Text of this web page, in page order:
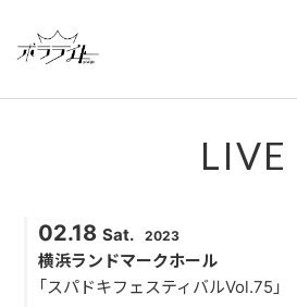
NEWS
MEMBERS
LIVE
02.18 Sat. 2023
横浜ランドマークホール
「スパドキフェスティバルVol.75」